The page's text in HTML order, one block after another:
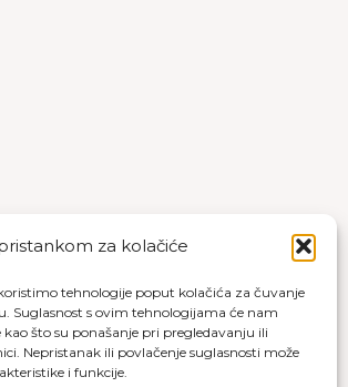
za kolačiće
tehnologije poput kolačića za čuvanje
Suglasnost s ovim tehnologijama će nam
što su ponašanje pri pregledavanju ili
Nepristanak ili povlačenje suglasnosti može
i funkcije.